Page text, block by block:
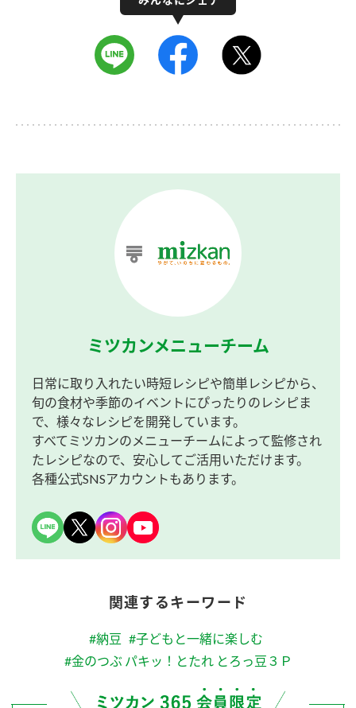
ミツカンメニューチーム
日常に取り入れたい時短レシピや簡単レシピから、
旬の食材や季節のイベントにぴったりのレシピま
で、様々なレシピを開発しています。
すべてミツカンのメニューチームによって監修され
たレシピなので、安心してご活用いただけます。
各種公式SNSアカウントもあります。
関連するキーワード
#納豆 #子どもと一緒に楽しむ
#金のつぶ パキッ！とたれ とろっ豆３Ｐ